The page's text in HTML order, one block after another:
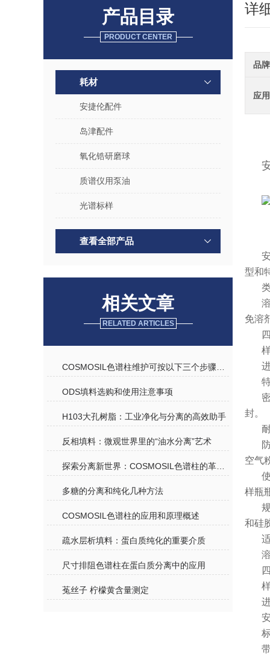
产品目录
PRODUCT CENTER
耗材
安捷伦配件
岛津配件
氧化锆研磨球
质谱仪用泵油
光谱标样
查看全部产品
相关文章
RELATED ARTICLES
ODS填料选购和使用注意事项
H103大孔树脂：工业净化与分离的高效助手
反相填料：微观世界里的“油水分离”艺术
多糖的分离和纯化几种方法
COSMOSIL色谱柱的应用和原理概述
疏水层析填料：蛋白质纯化的重要介质
尺寸排阻色谱柱在蛋白质分离中的应用
菟丝子 柠檬黄含量测定
详
品牌
应
型和
免溶
封。
空气
样瓶
和硅